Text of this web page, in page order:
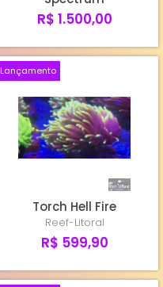
R$ 1.500,00
Lançamento
Torch Hell Fire
Reef-Litoral
R$ 599,90